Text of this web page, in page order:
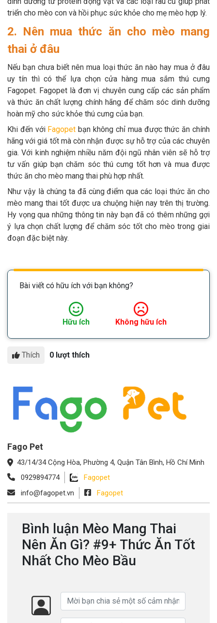
triển cho mèo con và hồi phục sức khỏe cho mẹ mèo hợp lý.
2. Nên mua thức ăn cho mèo mang
thai ở đâu
Nếu bạn chưa biết nên mua loại thức ăn nào hay mua ở đâu
uy tín thì có thể lựa chọn cửa hàng mua sắm thú cưng
Fagopet. Fagopet là đơn vị chuyên cung cấp các sản phẩm
và thức ăn chất lượng chính hãng để chăm sóc dinh dưỡng
hoàn mỹ cho sức khỏe thú cưng của bạn.
Khi đến với Fagopet bạn không chỉ mua được thức ăn chính
hãng với giá tốt mà còn nhận được sự hỗ trợ của các chuyên
gia. Với kinh nghiệm nhiều năm đội ngũ nhân viên sẽ hỗ trợ
tư vấn giúp bạn chăm sóc thú cưng tốt hơn và mua được
thức ăn cho mèo mang thai phù hợp nhất.
Như vậy là chúng ta đã cùng điểm qua các loại thức ăn cho
mèo mang thai tốt được ưa chuộng hiện nay trên thị trường.
Hy vọng qua những thông tin này bạn đã có thêm những gợi
ý lựa chọn chất lượng để chăm sóc tốt cho mèo trong giai
đoạn đặc biệt này.
Bài viết có hữu ích với bạn không?
Hữu ích Không hữu ích
Thích 0 lượt thích
Fago Pet
43/14/34 Cộng Hòa, Phường 4, Quận Tân Bình, Hồ Chí Minh
0929894774
Fagopet
info@fagopet.vn
Fagopet
Bình luận Mèo Mang Thai
Nên Ăn Gì? #9+ Thức Ăn Tốt
Nhất Cho Mèo Bầu